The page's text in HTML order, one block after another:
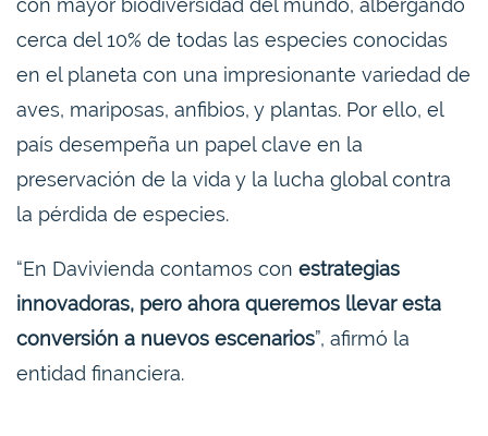
con mayor biodiversidad del mundo, albergando
cerca del 10% de todas las especies conocidas
en el planeta con una impresionante variedad de
aves, mariposas, anfibios, y plantas. Por ello, el
país desempeña un papel clave en la
preservación de la vida y la lucha global contra
la pérdida de especies.
“En Davivienda contamos con estrategias
innovadoras, pero ahora queremos llevar esta
conversión a nuevos escenarios”, afirmó la
entidad financiera.